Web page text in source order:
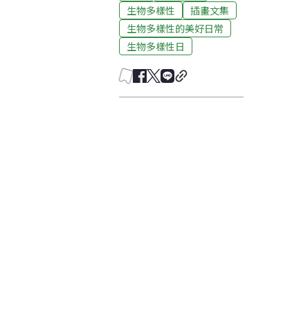
生物多樣性
插畫文集
生物多樣性的美好日常
生物多樣性日